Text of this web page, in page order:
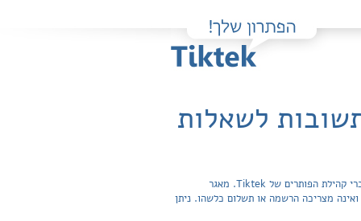
לשאלות
פה תוכלו למצוא בקלות ובחינם פתרונות מלאים ותשובות מפורטות לשאלות מהספר מילה טובה מאוד - כיתה ח' / מטח שהועלו על ידי חברי קהילת הפותרים של Tiktek. מאגר
לשאלות חפשית ואינה מצריכה הרשמה או תשלום כלשהו. ניתן